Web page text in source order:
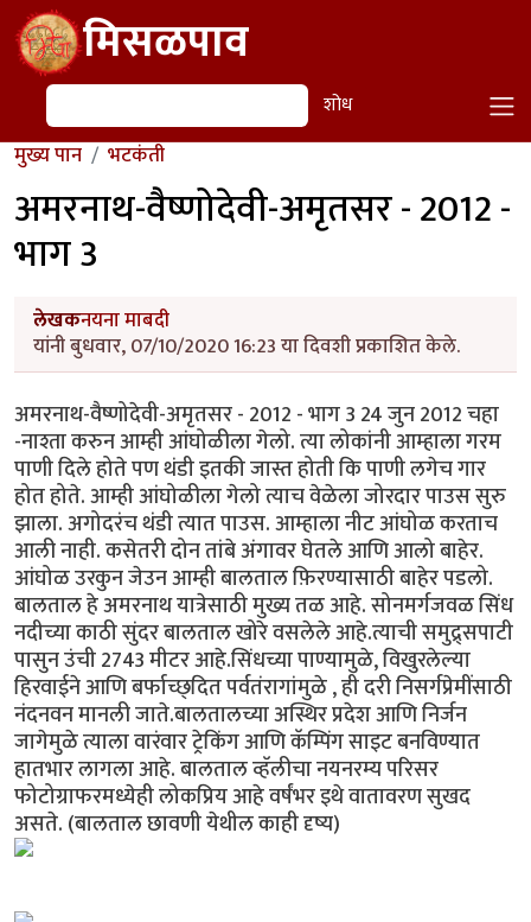
Skip to main contentमिसळपाव
शोध शोध
मुख्य पान भटकंती
अमरनाथ-वैष्णोदेवी-अमृतसर - 2012 -
भाग 3
लेखकनयना माबदी
यांनी बुधवार, 07/10/2020 16:23 या दिवशी प्रकाशित केले.
अमरनाथ-वैष्णोदेवी-अमृतसर - 2012 - भाग 3 24 जुन 2012 चहा
-नाश्ता करुन आम्ही आंघोळीला गेलो. त्या लोकांनी आम्हाला गरम
पाणी दिले होते पण थंडी इतकी जास्त होती कि पाणी लगेच गार
होत होते. आम्ही आंघोळीला गेलो त्याच वेळेला जोरदार पाउस सुरु
झाला. अगोदरंच थंडी त्यात पाउस. आम्हाला नीट आंघोळ करताच
आली नाही. कसेतरी दोन तांबे अंगावर घेतले आणि आलो बाहेर.
आंघोळ उरकुन जेउन आम्ही बालताल फ़िरण्यासाठी बाहेर पडलो.
बालताल हे अमरनाथ यात्रेसाठी मुख्य तळ आहे. सोनमर्गजवळ सिंध
नदीच्या काठी सुंदर बालताल खोरे वसलेले आहे.त्याची समुद्र्सपाटी
पासुन उंची 2743 मीटर आहे.सिंधच्या पाण्यामुळे, विखुरलेल्या
हिरवाईने आणि बर्फाच्छ्दित पर्वतंरागांमुळे , ही दरी निसर्गप्रेमींसाठी
नंदनवन मानली जाते.बालतालच्या अस्थिर प्रदेश आणि निर्जन
जागेमुळे त्याला वारंवार ट्रेकिंग आणि कॅम्पिंग साइट बनविण्यात
हातभार लागला आहे. बालताल व्हॅलीचा नयनरम्य परिसर
फोटोग्राफरमध्येही लोकप्रिय आहे वर्षंभर इथे वातावरण सुखद
असते. (बालताल छावणी येथील काही दृष्य)